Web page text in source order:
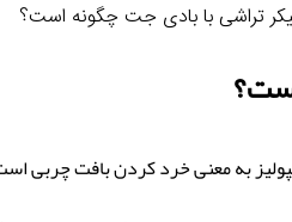
تراشی با بادی جت چگونه است؟
به معنی خرد کردن بافت